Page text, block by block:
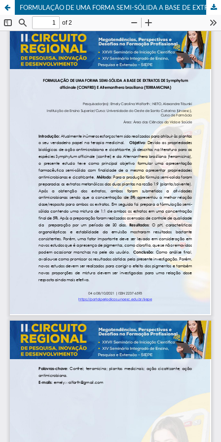
FORMULAÇÃO DE UMA FORMA SEMI-SÓLIDA A BASE DE EXTRATOS DE Symphytum officinale (CONFREI) E Alternanthera brasiliana (TERRAMICINA)